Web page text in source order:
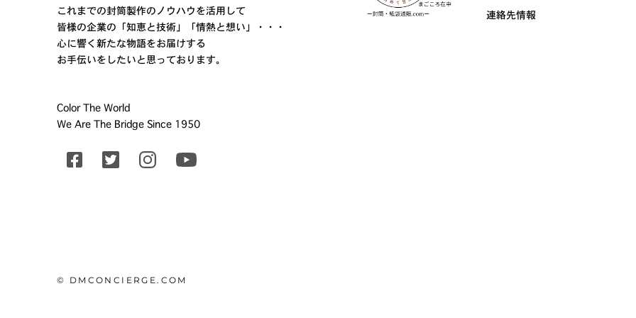
これまでの封筒製作のノウハウを活用して
皆様の企業の「知恵と技術」「情熱と想い」・・・
心に響く新たな物語をお届けする
お手伝いをしたいと思っております。
Color The World
We Are The Bridge Since 1950
連絡先情報
© DMCONCIERGE.COM